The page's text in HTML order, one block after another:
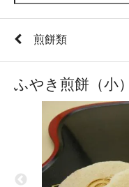
煎餅類
ふやき煎餅（小）